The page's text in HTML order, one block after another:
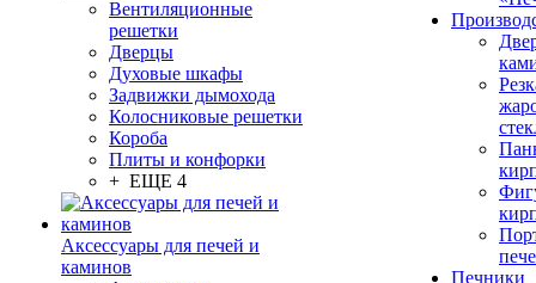
Вентиляционные
решетки
Дверцы
Духовые шкафы
Задвижки дымохода
Колосниковые решетки
Короба
Плиты и конфорки
+ ЕЩЕ 4
Аксессуары для печей и
каминов
Печники